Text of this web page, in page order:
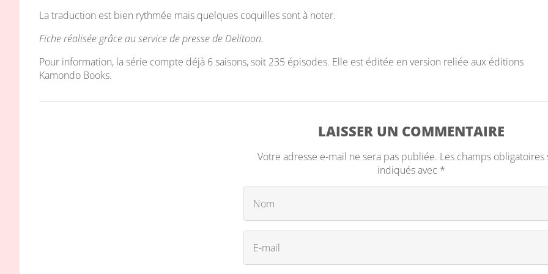
La traduction est bien rythmée mais quelques coquilles sont à noter.
Fiche réalisée grâce au service de presse de Delitoon.
Pour information, la série compte déjà 6 saisons, soit 235 épisodes. Elle est éditée en version reliée aux éditions
Kamondo Books.
LAISSER UN COMMENTAIRE
Votre adresse e-mail ne sera pas publiée. Les champs obligatoires
indiqués avec *